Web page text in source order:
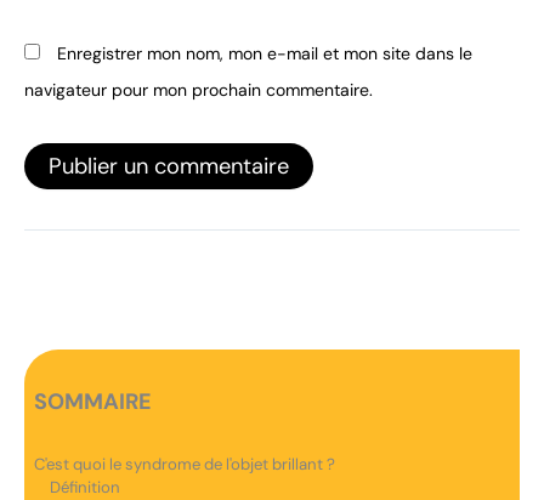
Enregistrer mon nom, mon e-mail et mon site dans le
navigateur pour mon prochain commentaire.
SOMMAIRE
C'est quoi le syndrome de l'objet brillant ?
Définition